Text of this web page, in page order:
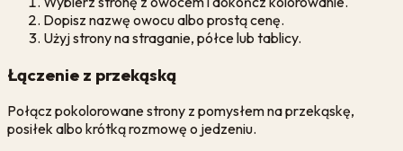
Dopisz nazwę owocu albo prostą cenę.
Użyj strony na straganie, półce lub tablicy.
Łączenie z przekąską
Połącz pokolorowane strony z pomysłem na przekąskę,
posiłek albo krótką rozmowę o jedzeniu.